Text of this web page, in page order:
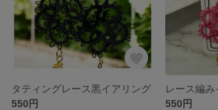
タティングレース黒イアリング
550円
550円